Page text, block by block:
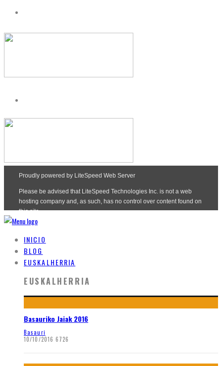
INICIO
BLOG
EUSKALHERRIA
EUSKALHERRIA
Basauriko Jaiak 2016
Basauri
10/10/2016 6726